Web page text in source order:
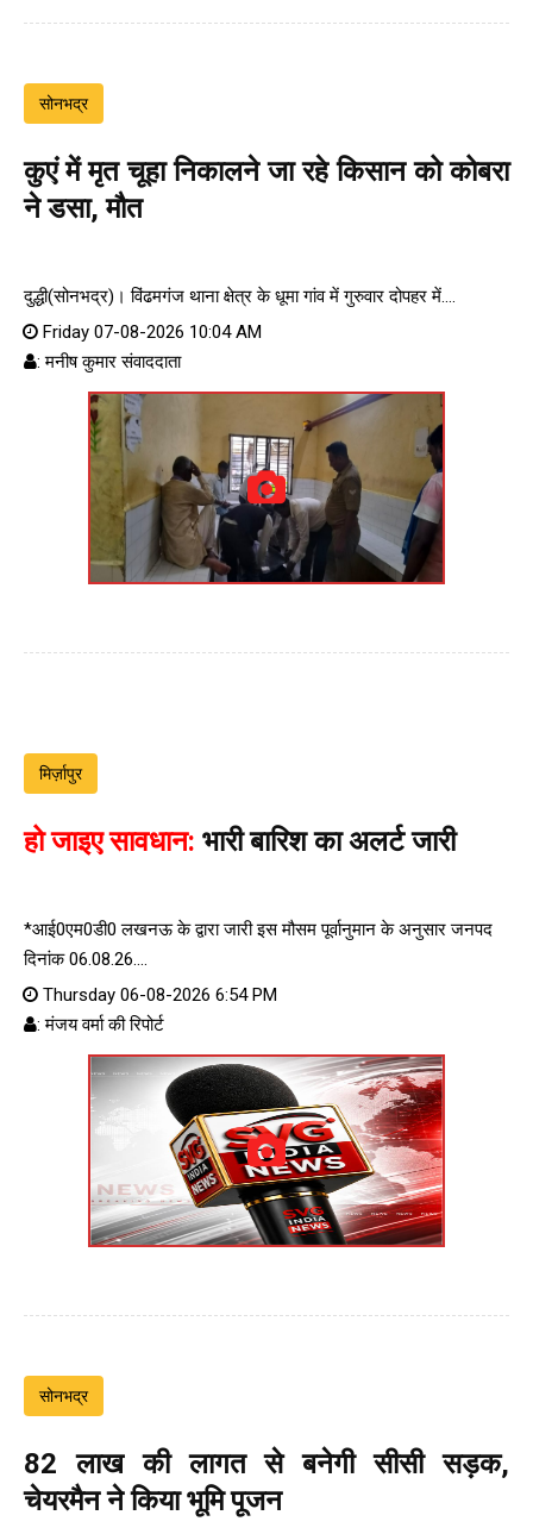
सोनभद्र
कुएं में मृत चूहा निकालने जा रहे किसान को कोबरा
ने डसा, मौत
दुद्धी(सोनभद्र)। विंढमगंज थाना क्षेत्र के धूमा गांव में गुरुवार दोपहर में....
Friday 07-08-2026 10:04 AM
: मनीष कुमार संवाददाता
मिर्ज़ापुर
हो जाइए सावधान: भारी बारिश का अलर्ट जारी
*आई0एम0डी0 लखनऊ के द्वारा जारी इस मौसम पूर्वानुमान के अनुसार जनपद
दिनांक 06.08.26....
Thursday 06-08-2026 6:54 PM
: मंजय वर्मा की रिपोर्ट
सोनभद्र
82 लाख की लागत से बनेगी सीसी सड़क,
चेयरमैन ने किया भूमि पूजन